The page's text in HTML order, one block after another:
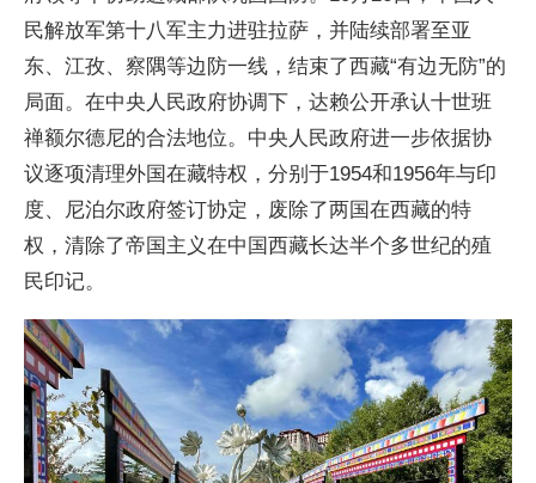
民解放军第十八军主力进驻拉萨，并陆续部署至亚
东、江孜、察隅等边防一线，结束了西藏“有边无防”的
局面。在中央人民政府协调下，达赖公开承认十世班
禅额尔德尼的合法地位。中央人民政府进一步依据协
议逐项清理外国在藏特权，分别于1954和1956年与印
度、尼泊尔政府签订协定，废除了两国在西藏的特
权，清除了帝国主义在中国西藏长达半个多世纪的殖
民印记。